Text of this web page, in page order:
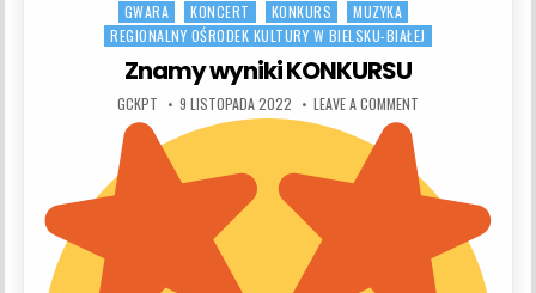
Posted in
GWARA KONCERT KONKURS
MUZYKA
REGIONALNY OŚRODEK KULTURY W BIELSKU-BIAŁEJ
Znamy wyniki KONKURSU
AUTHOR:
GCKPT PUBLISHED DATE:
9 LISTOPADA 2022 LEAVE A COMMENT